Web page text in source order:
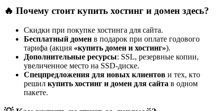
🔥 Почему стоит купить хостинг и домен здесь?
Скидки при покупке хостинга для сайта.
Бесплатный домен в подарок при оплате годового
тарифа (акция «купить домен и хостинг»).
Дополнительные ресурсы: SSL, резервные копии,
увеличенное место на SSD-диске.
Спецпредложения для новых клиентов и тех, кто
решил купить хостинг и домен для сайта в одном
пакете.